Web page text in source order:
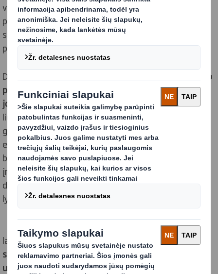
valdymą: nuo žaliavų ir tiekėjų valdymo, technologinio
proceso valdymo kontrolės, griežčiausių higienos
standartų reikalavimų atitikimo, atsekamumo ir
produkto iš rinkos atšaukimo proceso užtikrinimo ir t.t.
Džiaugiamės, kad „DS Smith Packaging Lithuania“
tapo
pirmąja Baltijos šalyse gofruoto kartono ir pakuotės iš
jo gamintoja, gavusia „BRC Packaging“ sertifikatą,
liudijantį gaminamos produkcijos saugą ir kokybę
galutiniam vartotojui. Tai yra ženklus pasiekimas ir
esminis faktorius, ateityje nulemsiantis klientų
bendradarbiavimą su „DS Smith Packaging Lithuania“
įmone, atsižvelgiant į tai, kad vis daugiau ir daugiau
didelių tarptautinių klientų reikalauja aukščiausio
lygmens „BRC Packaging“ standarto.
Tikimės , jog šis įvertinimas ateityje
padės ne tik dar
labiau sustiprinti turimą rinkos lyderio poziciją
, bet
suteiks didesnį konkurencinį pranašumą vietos ir
užsienio rinkose. Šis sertifikatas yra dar vienas